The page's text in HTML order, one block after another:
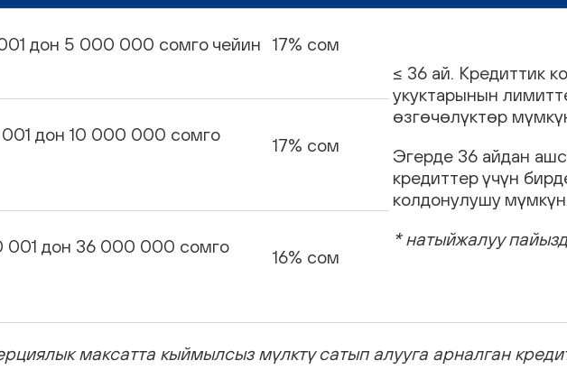
дон 5 000 000 сомго чейин
17% сом
≤ 36 ай. Кредиттик
укуктарынын
өзгөчөлүктөр
Эгерде 36 айдан
кредиттер үчүн
колдонулушу
* натыйжалуу
дон 10 000 000 сомго
17% сом
001 дон 36 000 000 сомго
16% сом
максатта кыймылсыз мүлктү сатып алууга арналган